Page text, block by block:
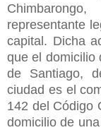
representante
capital. Dicha
que el domicilio
de Santiago,
ciudad es el
142 del Código
domicilio de